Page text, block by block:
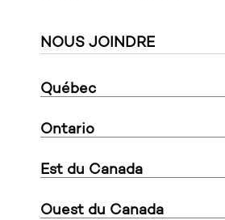
NOUS JOINDRE
Québec
Ontario
Est du Canada
Ouest du Canada